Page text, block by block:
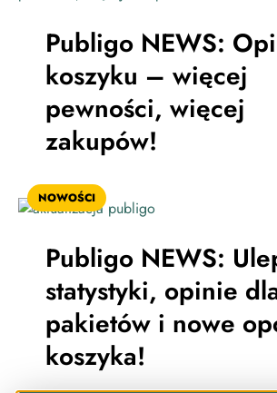
Publigo NEWS:
koszyku – więcej
pewności, więcej
zakupów!
NOWOŚCI
Publigo NEWS:
statystyki, opinie
pakietów i nowe
koszyka!